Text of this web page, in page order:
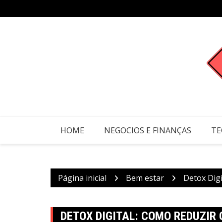
para
HOME NEGOCIOS E FINANÇAS
Página inicial Bem estar Detox
DETOX DIGITAL: COMO REDUZIR